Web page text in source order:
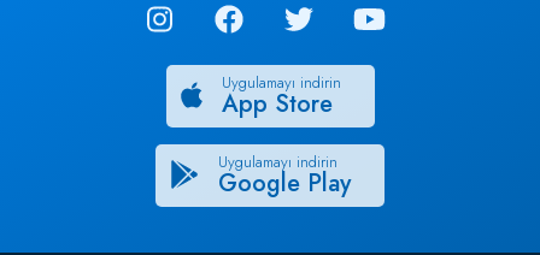
Uygulamayı indirin
App Store
Uygulamayı indirin
Google Play